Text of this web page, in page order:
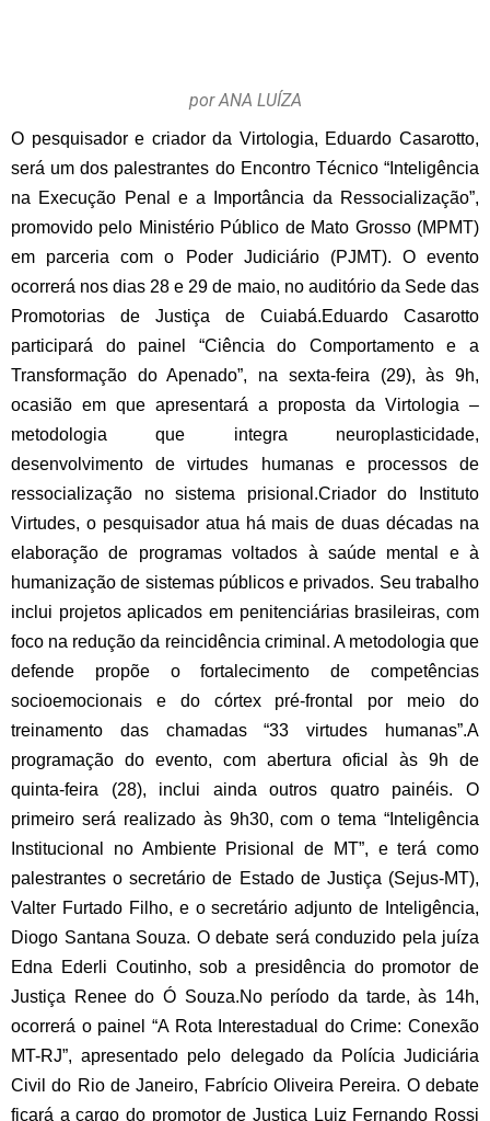
por ANA LUÍZA
O pesquisador e criador da Virtologia, Eduardo Casarotto,
será um dos palestrantes do Encontro Técnico “Inteligência
na Execução Penal e a Importância da Ressocialização”,
promovido pelo Ministério Público de Mato Grosso (MPMT)
em parceria com o Poder Judiciário (PJMT). O evento
ocorrerá nos dias 28 e 29 de maio, no auditório da Sede das
Promotorias de Justiça de Cuiabá.Eduardo Casarotto
participará do painel “Ciência do Comportamento e a
Transformação do Apenado”, na sexta-feira (29), às 9h,
ocasião em que apresentará a proposta da Virtologia –
metodologia que integra neuroplasticidade,
desenvolvimento de virtudes humanas e processos de
ressocialização no sistema prisional.Criador do Instituto
Virtudes, o pesquisador atua há mais de duas décadas na
elaboração de programas voltados à saúde mental e à
humanização de sistemas públicos e privados. Seu trabalho
inclui projetos aplicados em penitenciárias brasileiras, com
foco na redução da reincidência criminal. A metodologia que
defende propõe o fortalecimento de competências
socioemocionais e do córtex pré-frontal por meio do
treinamento das chamadas “33 virtudes humanas”.A
programação do evento, com abertura oficial às 9h de
quinta-feira (28), inclui ainda outros quatro painéis. O
primeiro será realizado às 9h30, com o tema “Inteligência
Institucional no Ambiente Prisional de MT”, e terá como
palestrantes o secretário de Estado de Justiça (Sejus-MT),
Valter Furtado Filho, e o secretário adjunto de Inteligência,
Diogo Santana Souza. O debate será conduzido pela juíza
Edna Ederli Coutinho, sob a presidência do promotor de
Justiça Renee do Ó Souza.No período da tarde, às 14h,
ocorrerá o painel “A Rota Interestadual do Crime: Conexão
MT-RJ”, apresentado pelo delegado da Polícia Judiciária
Civil do Rio de Janeiro, Fabrício Oliveira Pereira. O debate
ficará a cargo do promotor de Justiça Luiz Fernando Rossi